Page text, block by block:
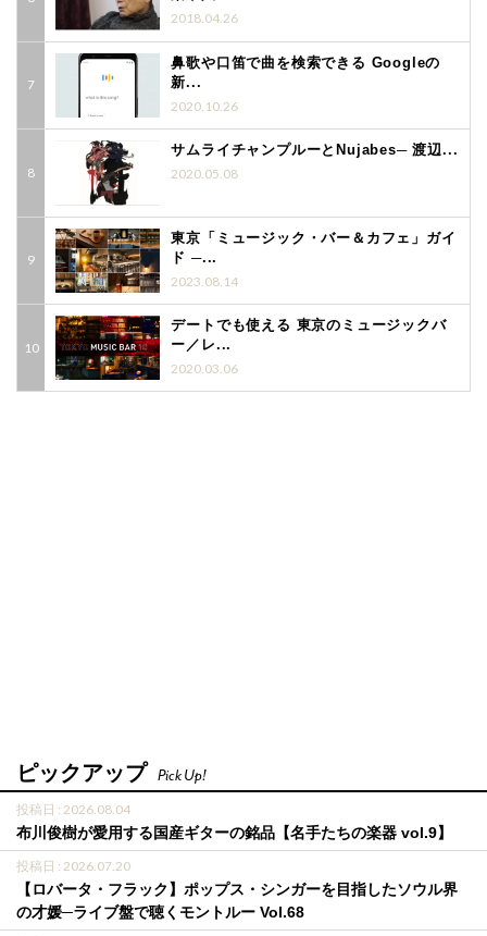
2018.04.26
鼻歌や口笛で曲を検索できる Googleの
新...
2020.10.26
サムライチャンプルーとNujabes─ 渡辺...
2020.05.08
東京「ミュージック・バー＆カフェ」ガイ
ド ─...
2023.08.14
デートでも使える 東京のミュージックバ
ー／レ...
2020.03.06
ピックアップ Pick Up!
投稿日 : 2026.08.04
布川俊樹が愛用する国産ギターの銘品【名手たちの楽器 vol.9】
投稿日 : 2026.07.20
【ロバータ・フラック】ポップス・シンガーを目指したソウル界
の才媛─ライブ盤で聴くモントルー Vol.68